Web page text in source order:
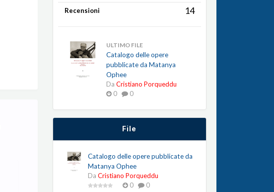
Recensioni 14
ULTIMO FILE
Catalogo delle opere
pubblicate da Matanya
Ophee
Da Cristiano Porqueddu
0
0
File
Catalogo delle opere pubblicate da
Matanya Ophee
Da Cristiano Porqueddu
0
0